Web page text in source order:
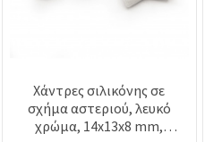
Χάντρες σιλικόνης σε
σχήμα αστεριού, λευκό
χρώμα, 14x13x8 mm,